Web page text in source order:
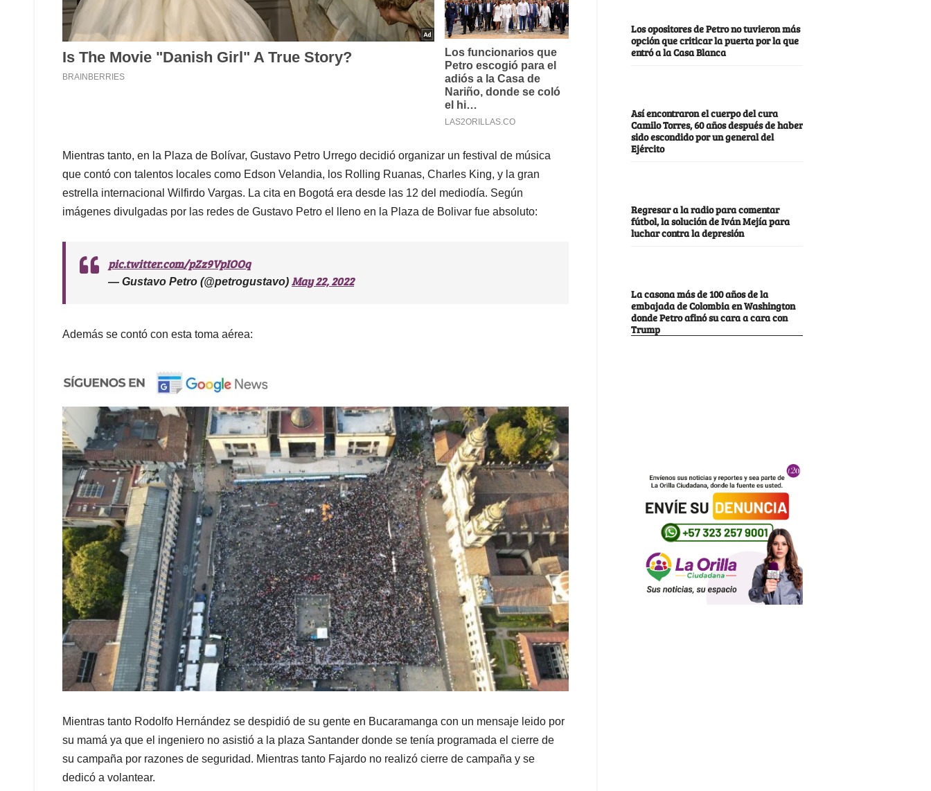
Mientras tanto, en la Plaza de Bolívar, Gustavo Petro Urrego decidió organizar un festival de música
que contó con talentos locales como Edson Velandia, los Rolling Ruanas, Charles King, y la gran
estrella internacional Wilfirdo Vargas. La cita en Bogotá era desde las 12 del mediodía. Según
imágenes divulgadas por las redes de Gustavo Petro el lleno en la Plaza de Bolivar fue absoluto:
pic.twitter.com/pZz9VpIOOq
— Gustavo Petro (@petrogustavo) May 22, 2022
Además se contó con esta toma aérea:
Mientras tanto Rodolfo Hernández se despidió de su gente en Bucaramanga con un mensaje leido por
su mamá ya que el ingeniero no asistió a la plaza Santander donde se tenía programada el cierre de
su campaña por razones de seguridad. Mientras tanto Fajardo no realizó cierre de campaña y se
dedicó a volantear.
Los opositores de Petro no tuvieron más
opción que criticar la puerta por la que
entró a la Casa Blanca
Así encontraron el cuerpo del cura
Camilo Torres, 60 años después de haber
sido escondido por un general del
Ejército
Regresar a la radio para comentar
fútbol, la solución de Iván Mejía para
luchar contra la depresión
La casona más de 100 años de la
embajada de Colombia en Washington
donde Petro afinó su cara a cara con
Trump